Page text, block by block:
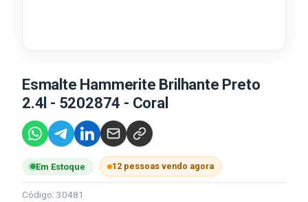
Esmalte Hammerite Brilhante Preto
2.4l - 5202874 - Coral
Em Estoque 12 pessoas vendo agora
Código: 30481